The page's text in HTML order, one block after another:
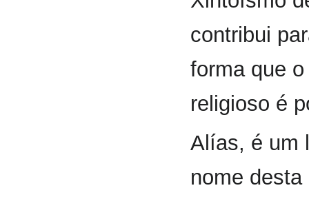
contribui
forma que
religioso é
Alías, é um
nome